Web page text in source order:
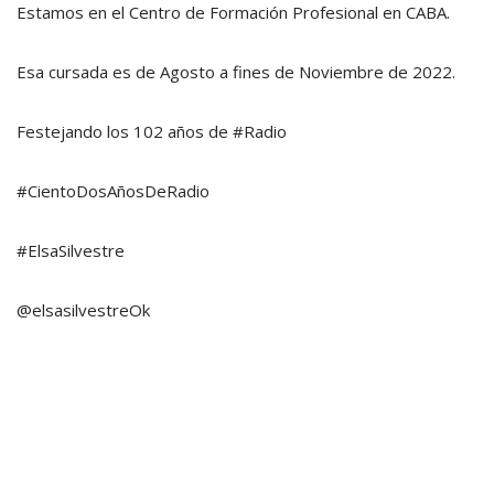
Estamos en el Centro de Formación Profesional en CABA.
Esa cursada es de Agosto a fines de Noviembre de 2022.
Festejando los 102 años de #Radio
#CientoDosAñosDeRadio
#ElsaSilvestre
@elsasilvestreOk